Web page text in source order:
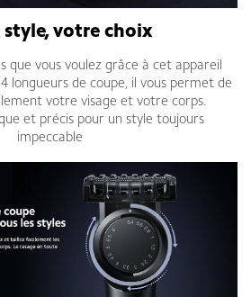
style, votre choix
que vous voulez grâce à cet appareil
longueurs de coupe, il vous permet de
votre visage et votre corps.
et précis pour un style toujours
impeccable